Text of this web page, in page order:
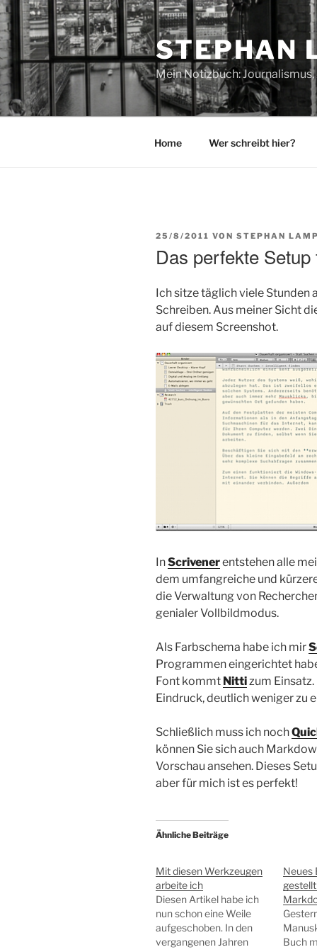
Zum
Inhalt
springen
STEPHAN
Mein Notizbuch:
Home Wer schreibt hier?
VERÖFFENTLICHT
25/8/2011 VON STEPHAN
Das perfekte
Ich sitze täglich viele Stunden
Schreiben. Aus meiner Sicht
auf diesem Screenshot.
InScrivenerentstehen alle
dem umfangreiche und
die Verwaltung von
genialer Vollbildmodus.
Als Farbschema habe ich mir
Programmen eingerichtet
Font kommt Nittizum
Eindruck, deutlich weniger zu
Schließlich muss ich noch
können Sie sich auch
Vorschau ansehen. Dieses
aber für mich ist es perfekt!
Ähnliche Beiträge
Mit diesen Werkzeugen
arbeite ich
Diesen Artikel habe ich
nun schon eine Weile
aufgeschoben. In den
vergangenen Jahren
Neues
Buch